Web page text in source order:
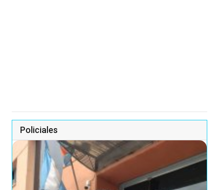
Policiales